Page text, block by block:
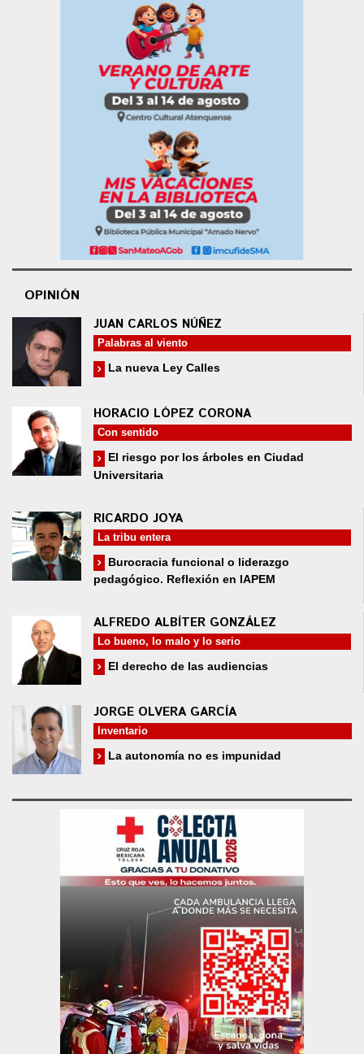
OPINIÓN
JUAN CARLOS NÚÑEZ
Palabras al viento
La nueva Ley Calles
HORACIO LÓPEZ CORONA
Con sentido
El riesgo por los árboles en Ciudad
Universitaria
RICARDO JOYA
La tribu entera
Burocracia funcional o liderazgo
pedagógico. Reflexión en IAPEM
ALFREDO ALBÍTER GONZÁLEZ
Lo bueno, lo malo y lo serio
El derecho de las audiencias
JORGE OLVERA GARCÍA
Inventario
La autonomía no es impunidad